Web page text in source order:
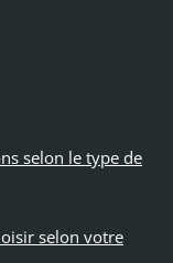
selon le type de
selon votre